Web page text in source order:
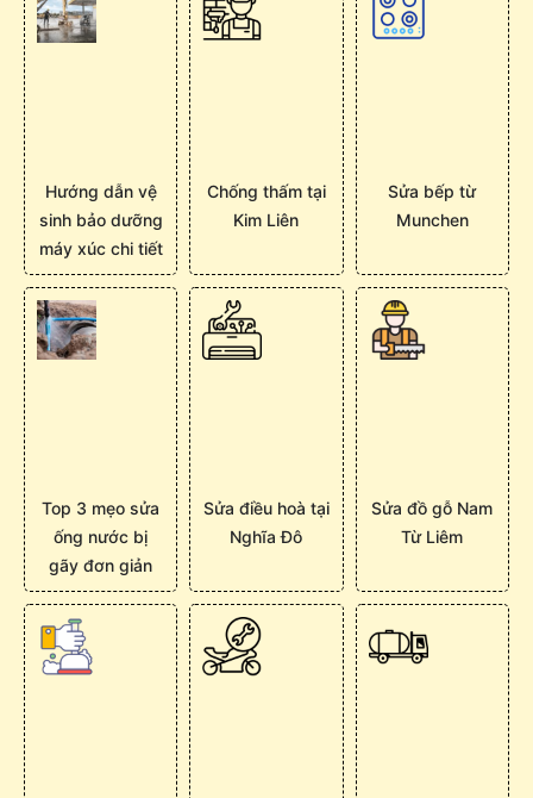
Hướng dẫn vệ
sinh bảo dưỡng
máy xúc chi tiết
Chống thấm tại
Kim Liên
Sửa bếp từ
Munchen
Top 3 mẹo sửa
ống nước bị
gãy đơn giản
Sửa điều hoà tại
Nghĩa Đô
Sửa đồ gỗ Nam
Từ Liêm